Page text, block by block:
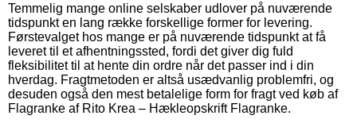
Temmelig mange online selskaber udlover på nuværende
tidspunkt en lang række forskellige former for levering.
Førstevalget hos mange er på nuværende tidspunkt at få
leveret til et afhentningssted, fordi det giver dig fuld
fleksibilitet til at hente din ordre når det passer ind i din
hverdag. Fragtmetoden er altså usædvanlig problemfri, og
desuden også den mest betalelige form for fragt ved køb af
Flagranke af Rito Krea – Hækleopskrift Flagranke.